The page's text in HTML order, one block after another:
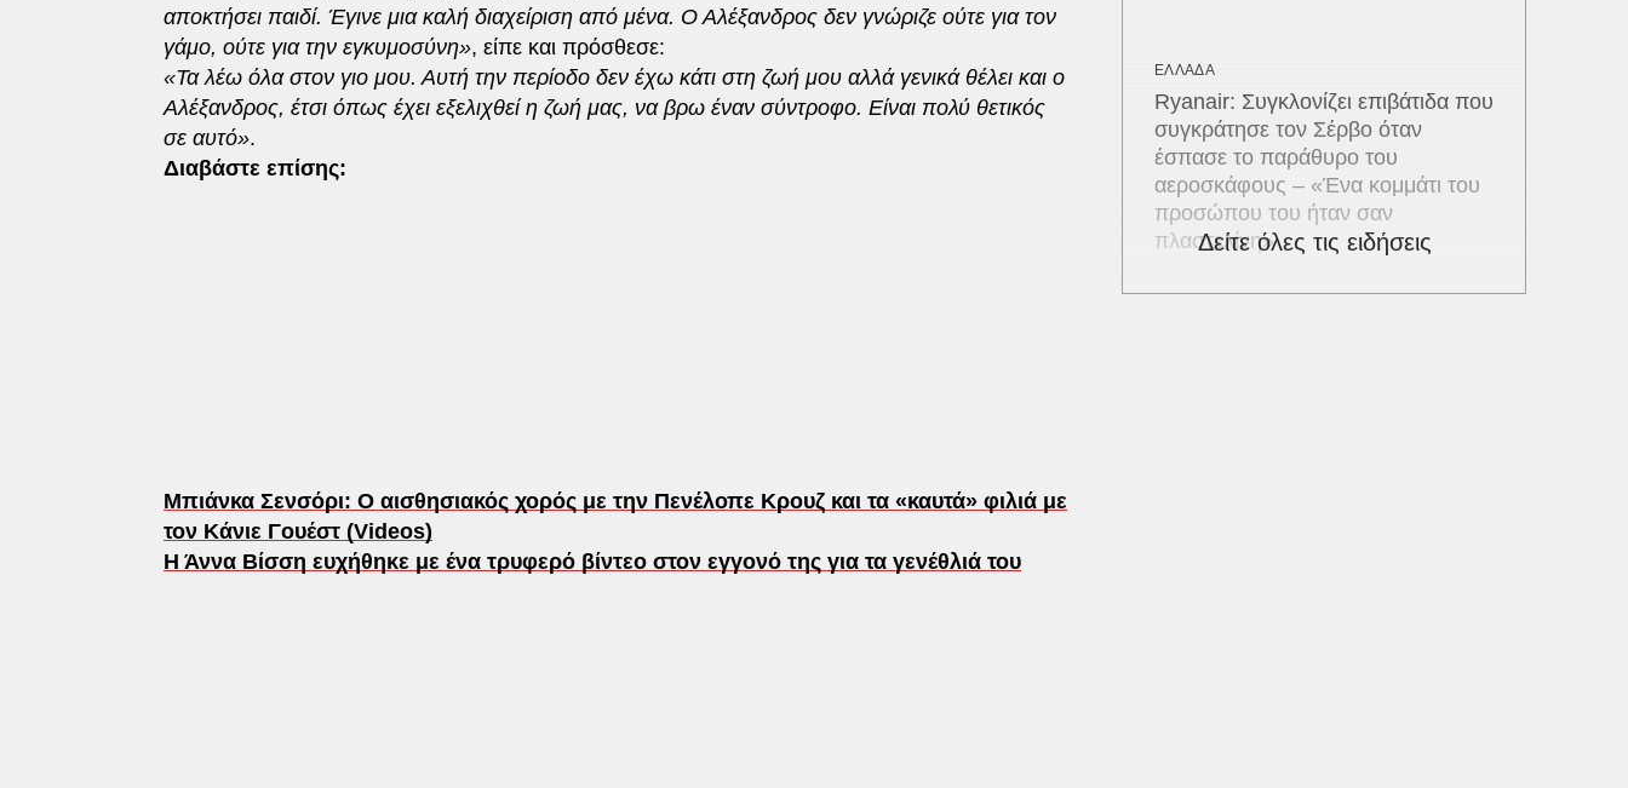
αποκτήσει παιδί. Έγινε μια καλή διαχείριση από μένα. Ο Αλέξανδρος δεν γνώριζε ούτε για τον
γάμο, ούτε για την εγκυμοσύνη», είπε και πρόσθεσε:
«Τα λέω όλα στον γιο μου. Αυτή την περίοδο δεν έχω κάτι στη ζωή μου αλλά γενικά θέλει και ο
Αλέξανδρος, έτσι όπως έχει εξελιχθεί η ζωή μας, να βρω έναν σύντροφο. Είναι πολύ θετικός
σε αυτό».
Διαβάστε επίσης:
Μπιάνκα Σενσόρι: Ο αισθησιακός χορός με την Πενέλοπε Κρουζ και τα «καυτά» φιλιά με
τον Κάνιε Γουέστ (Videos)
Η Άννα Βίσση ευχήθηκε με ένα τρυφερό βίντεο στον εγγονό της για τα γενέθλιά του
ΕΛΛΑΔΑ
Ryanair: Συγκλονίζει επιβάτιδα που
συγκράτησε τον Σέρβο όταν
έσπασε το παράθυρο του
αεροσκάφους – «Ένα κομμάτι του
προσώπου του ήταν σαν
πλαστελίνη»
Δείτε όλες τις ειδήσεις